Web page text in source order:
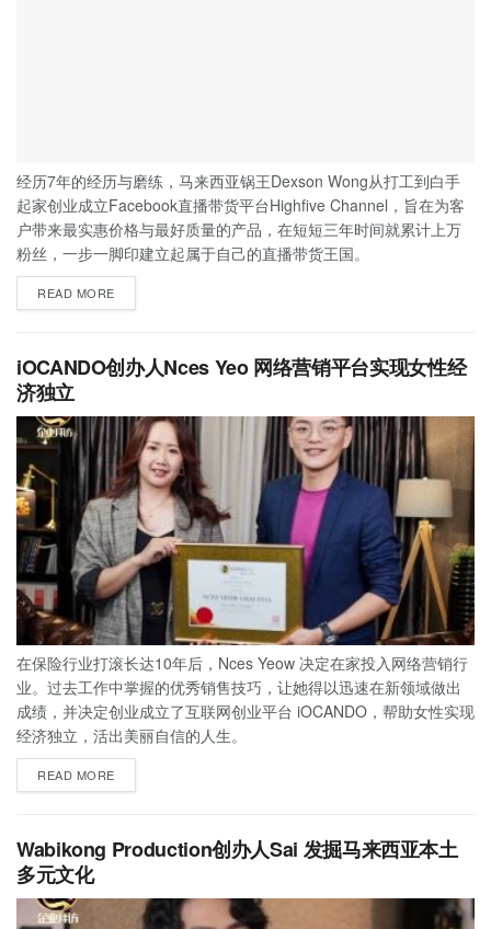
经历7年的经历与磨练，马来西亚锅王Dexson Wong从打工到白手
起家创业成立Facebook直播带货平台Highfive Channel，旨在为客
户带来最实惠价格与最好质量的产品，在短短三年时间就累计上万
粉丝，一步一脚印建立起属于自己的直播带货王国。
READ MORE
iOCANDO创办人Nces Yeo 网络营销平台实现女性经
济独立
在保险行业打滚长达10年后，Nces Yeow 决定在家投入网络营销行
业。过去工作中掌握的优秀销售技巧，让她得以迅速在新领域做出
成绩，并决定创业成立了互联网创业平台 iOCANDO，帮助女性实现
经济独立，活出美丽自信的人生。
READ MORE
Wabikong Production创办人Sai 发掘马来西亚本土
多元文化